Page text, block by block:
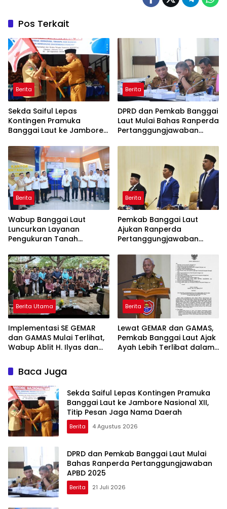
Pos Terkait
Berita
Sekda Saiful Lepas
Kontingen Pramuka
Banggai Laut ke Jambore
Jaga Nama Daerah
Berita
DPRD dan Pemkab Banggai
Laut Mulai Bahas Ranperda
Pertanggungjawaban
Berita
Wabup Banggai Laut
Luncurkan Layanan
Pengukuran Tanah
Akses dan Tingkatkan
Kepastian Hukum
Berita
Pemkab Banggai Laut
Ajukan Ranperda
Pertanggungjawaban
Pendapatan Tembus 97,02
Berita Utama
Implementasi SE GEMAR
dan GAMAS Mulai Terlihat,
Wabup Ablit H. Ilyas dan
Kompak Ambil Rapor Anak
Berita
Lewat GEMAR dan GAMAS,
Pemkab Banggai Laut Ajak
Ayah Lebih Terlibat dalam
Baca Juga
Sekda Saiful Lepas Kontingen Pramuka
Banggai Laut ke Jambore Nasional XII,
Titip Pesan Jaga Nama Daerah
Berita 4 Agustus 2026
DPRD dan Pemkab Banggai Laut Mulai
Bahas Ranperda Pertanggungjawaban
APBD 2025
Berita 21 Juli 2026